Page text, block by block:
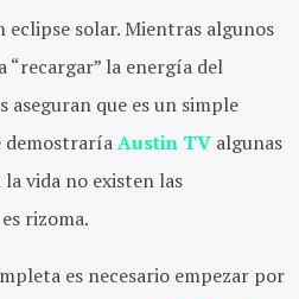
eclipse solar. Mientras algunos
la energía del
aseguran que es un simple
demostraríaAustin TV algunas
vida no existen las
rizoma.
es necesario empezar por